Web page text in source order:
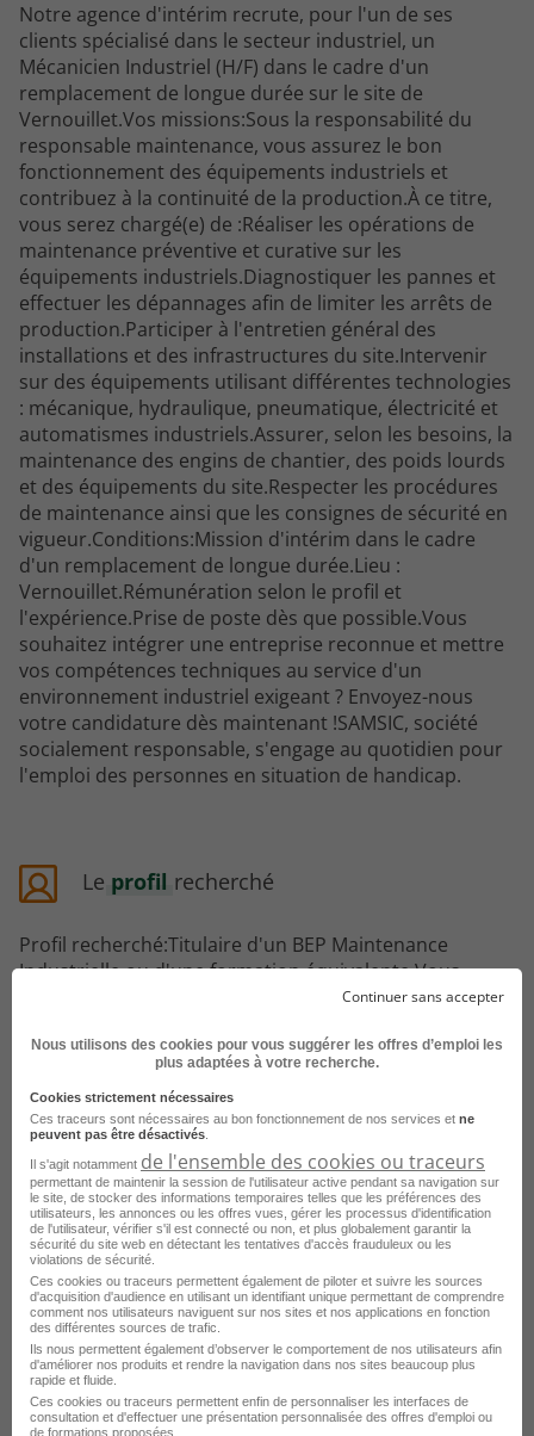
Notre agence d'intérim recrute, pour l'un de ses
clients spécialisé dans le secteur industriel, un
Mécanicien Industriel (H/F) dans le cadre d'un
remplacement de longue durée sur le site de
Vernouillet.Vos missions:Sous la responsabilité du
responsable maintenance, vous assurez le bon
fonctionnement des équipements industriels et
contribuez à la continuité de la production.À ce titre,
vous serez chargé(e) de :Réaliser les opérations de
maintenance préventive et curative sur les
équipements industriels.Diagnostiquer les pannes et
effectuer les dépannages afin de limiter les arrêts de
production.Participer à l'entretien général des
installations et des infrastructures du site.Intervenir
sur des équipements utilisant différentes technologies
: mécanique, hydraulique, pneumatique, électricité et
automatismes industriels.Assurer, selon les besoins, la
maintenance des engins de chantier, des poids lourds
et des équipements du site.Respecter les procédures
de maintenance ainsi que les consignes de sécurité en
vigueur.Conditions:Mission d'intérim dans le cadre
d'un remplacement de longue durée.Lieu :
Vernouillet.Rémunération selon le profil et
l'expérience.Prise de poste dès que possible.Vous
souhaitez intégrer une entreprise reconnue et mettre
vos compétences techniques au service d'un
environnement industriel exigeant ? Envoyez-nous
votre candidature dès maintenant !SAMSIC, société
socialement responsable, s'engage au quotidien pour
l'emploi des personnes en situation de handicap.
Le profil recherché
Profil recherché:Titulaire d'un BEP Maintenance
Industrielle ou d'une formation équivalente.Vous
justifiez d'au moins 3 ans d'expérience en mécanique
en maintenance industrielle.Une expérience dans
l'entretien d'engins de chantier (pelles hydrauliques,
chargeuses, mini-engins, chariots élévateurs) et/ou de
poids lourds est fortement appréciée.Vous êtes
titulaire des CACES en lien avec les engins entretenus
(ou êtes en mesure de les obtenir rapidement).Vous
faites preuve de rigueur, d'autonomie et d'un bon
esprit d'équipe.Vous êtes réactif(ve), avez le sens de
l'initiative et savez vous adapter aux priorités
d'intervention.Vous accordez une importance
particulière au respect des consignes de sécurité et
des procédures de maintenance.
Continuer sans accepter
Nous utilisons des cookies pour vous suggérer les offres d’emploi les
plus adaptées à votre recherche.
Cookies strictement nécessaires
Ces traceurs sont nécessaires au bon fonctionnement de nos services et ne
peuvent pas être désactivés
Il s'agit notamment de l'ensemble des cookies ou traceurs
permettant de maintenir la session de l'utilisateur active pendant sa navigation sur
le site, de stocker des informations temporaires telles que les préférences des
utilisateurs, les annonces ou les offres vues, gérer les processus d'identification
de l'utilisateur, vérifier s'il est connecté ou non, et plus globalement garantir la
sécurité du site web en détectant les tentatives d'accès frauduleux ou les
violations de sécurité.
Ces cookies ou traceurs permettent également de piloter et suivre les sources
d'acquisition d'audience en utilisant un identifiant unique permettant de comprendre
comment nos utilisateurs naviguent sur nos sites et nos applications en fonction
des différentes sources de trafic.
Ils nous permettent également d’observer le comportement de nos utilisateurs afin
d'améliorer nos produits et rendre la navigation dans nos sites beaucoup plus
rapide et fluide.
Ces cookies ou traceurs permettent enfin de personnaliser les interfaces de
consultation et d'effectuer une présentation personnalisée des offres d'emploi ou
de formations proposées.